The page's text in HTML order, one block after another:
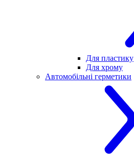
Для пластику
Для хрому
Автомобільні герметики